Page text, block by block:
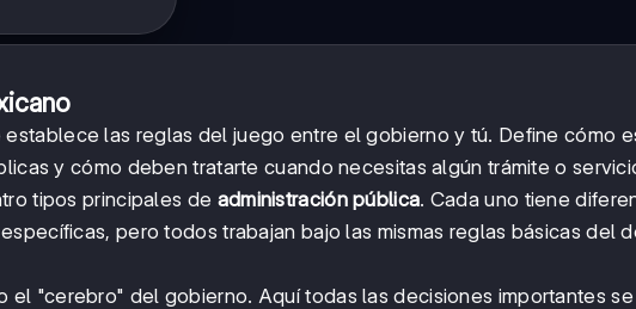
establece las reglas del juego entre el gobierno y tú. Define cómo
y cómo deben tratarte cuando necesitas algún trámite o
tipos principales de administración pública. Cada uno tiene
pero todos trabajan bajo las mismas reglas básicas del
el "cerebro" del gobierno. Aquí todas las decisiones importantes